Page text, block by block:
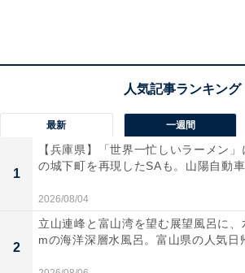
最新 一週間
1
【兵庫県】「世界一忙しいラーメン」
の城下町を再現したSAも。山陽自動
2026/08/04
2
立山連峰と富山湾を望む展望風呂に、
mの海洋深層水風呂。富山県の人気日